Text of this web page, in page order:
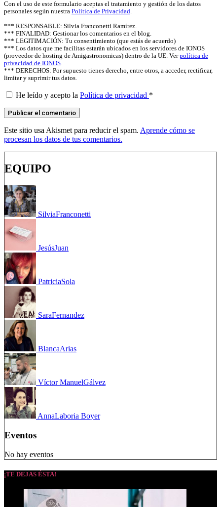
Con el uso de este formulario aceptas el tratamiento y gestión de los datos
personales según nuestra Política de Privacidad.
*** RESPONSABLE: Silvia Franconetti Ramírez.
*** FINALIDAD: Gestionar los comentarios en el blog.
*** LEGITIMACIÓN: Tu consentimiento (que estás de acuerdo)
*** Los datos que me facilitas estarán ubicados en los servidores de IONOS
(proveedor de hosting de Amigastronomicas) dentro de la UE. Verpolítica de
privacidad de IONOS.
*** DERECHOS: Por supuesto tienes derecho, entre otros, a acceder, rectificar,
limitar y suprimir tus datos.
He leído y acepto la Política de privacidad *
Este sitio usa Akismet para reducir el spam. Aprende cómo se
procesan los datos de tus comentarios.
EQUIPO
SilviaFranconetti
JesúsJuan
PatriciaSola
SaraFernandez
BlancaArias
Víctor ManuelGálvez
AnnaLaboria Boyer
Eventos
No hay eventos
¡TE DEJAS ÉSTA!